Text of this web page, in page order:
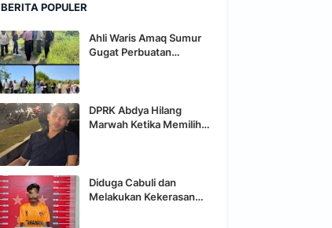
BERITA POPULER
Ahli Waris Amaq Sumur
Gugat Perbuatan
DPRK Abdya Hilang
Marwah Ketika Memilih
Diduga Cabuli dan
Melakukan Kekerasan